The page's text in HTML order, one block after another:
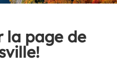
la page de